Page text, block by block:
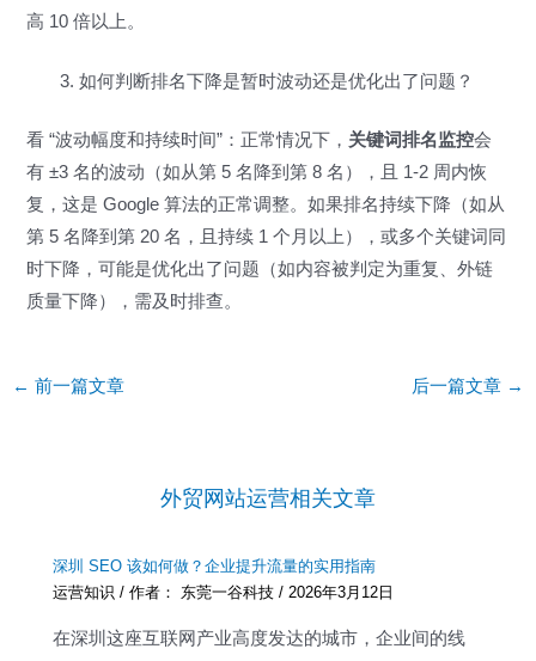
高 10 倍以上。
如何判断排名下降是暂时波动还是优化出了问题？
看 “波动幅度和持续时间”：正常情况下， 关键词排名监控会
有 ±3 名的波动（如从第 5 名降到第 8 名），且 1-2 周内恢
复，这是 Google 算法的正常调整。如果排名持续下降（如从
第 5 名降到第 20 名，且持续 1 个月以上），或多个关键词同
时下降，可能是优化出了问题（如内容被判定为重复、外链
质量下降），需及时排查。
Post
← 前一篇文章 后一篇文章 →
外贸网站运营相关文章
深圳 SEO 该如何做？企业提升流量的实用指南
运营知识 / 作者： 东莞一谷科技/2026年3月12日
在深圳这座互联网产业高度发达的城市，企业间的线